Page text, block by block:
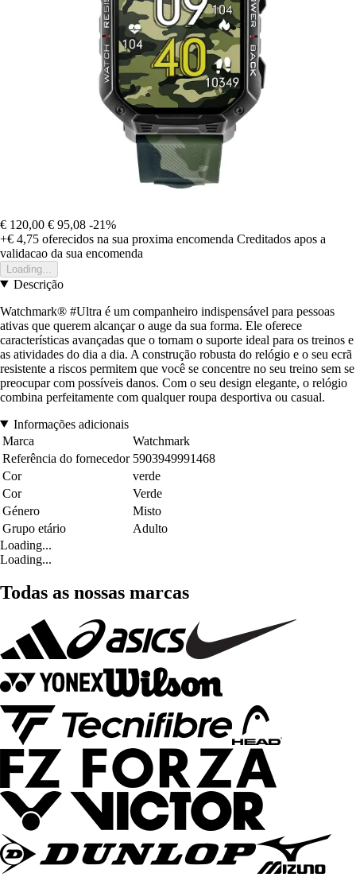
€ 120,00 € 95,08 -21%
+€ 4,75 oferecidos na sua proxima encomenda Creditados apos a
validacao da sua encomenda
Loading...
Descrição
Watchmark® #Ultra é um companheiro indispensável para pessoas
ativas que querem alcançar o auge da sua forma. Ele oferece
características avançadas que o tornam o suporte ideal para os treinos e
as atividades do dia a dia. A construção robusta do relógio e o seu ecrã
resistente a riscos permitem que você se concentre no seu treino sem se
preocupar com possíveis danos. Com o seu design elegante, o relógio
combina perfeitamente com qualquer roupa desportiva ou casual.
Informações adicionais
Marca
Watchmark
Referência do fornecedor 5903949991468
Cor
verde
Cor
Verde
Género
Misto
Grupo etário
Adulto
Loading...
Loading...
Todas as nossas marcas